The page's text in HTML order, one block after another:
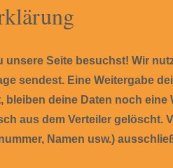
unsere Seite besuchst! Wir
sendest. Eine Weitergabe
deine Daten noch
aus dem Verteiler gelöscht.
Namen usw.)